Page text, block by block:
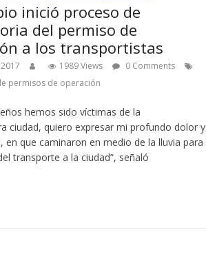
inició proceso de
del permiso de
a los transportistas
1989 Views
0 Comments
permisos de operación
hemos sido víctimas de la
ciudad, quiero expresar mi profundo dolor y
que caminaron en medio de la lluvia para
transporte a la ciudad”, señaló